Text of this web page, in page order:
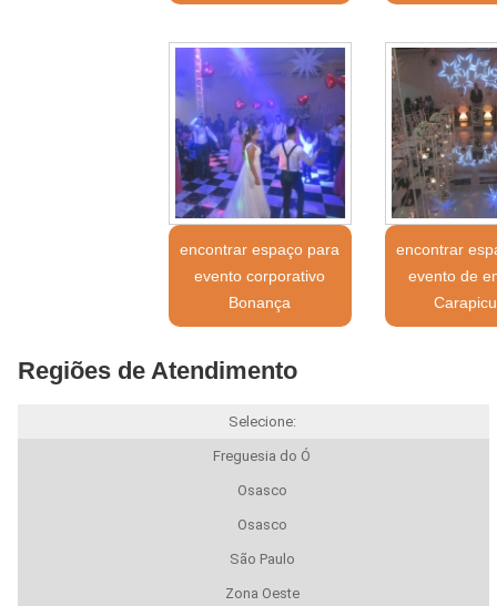
encontrar espaço para
evento corporativo
Bonança
encontrar
evento de
Regiões de Atendimento
Selecione:
Freguesia do Ó
Osasco
Osasco
São Paulo
Zona Oeste